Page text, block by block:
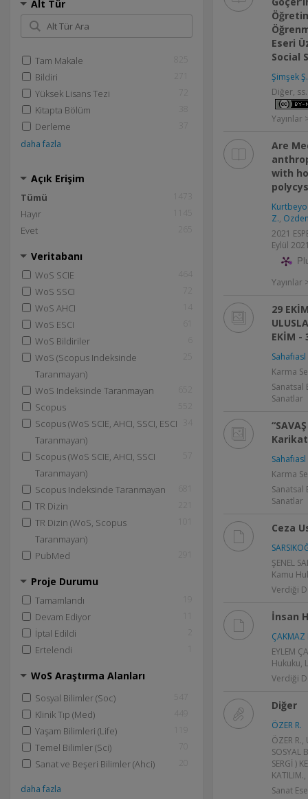
Alt Tür
Tam Makale
Bildiri
Yüksek Lisans Tezi
Kitapta Bölüm
Derleme
daha fazla
Açık Erişim
Tümü
Hayır
Evet
Veritabanı
WoS SCIE
WoS SSCI
WoS AHCI
WoS ESCI
WoS Bildiriler
WoS (Scopus Indeksinde
Taranmayan)
WoS Indeksinde Taranmayan
Scopus
Scopus (WoS SCIE, AHCI, SSCI, ESCI
Taranmayan)
Scopus (WoS SCIE, AHCI, SSCI
Taranmayan)
Scopus Indeksinde Taranmayan
TR Dizin
TR Dizin (WoS, Scopus
Taranmayan)
PubMed
Proje Durumu
Tamamlandı
Devam Ediyor
İptal Edildi
Ertelendi
WoS Araştırma Alanları
Sosyal Bilimler (Soc)
Klinik Tıp (Med)
Yaşam Bilimleri (Life)
Temel Bilimler (Sci)
Sanat ve Beşeri Bilimler (Ahci)
daha fazla
Eseri
Social
Şimşek Ş.
Diğer,
Yayınlar
Are
with
Z.,
2021
Eylül
Yayınlar
29
EKİM -
Sahafıasl
Karma
Sanatsal
Sanatlar
Sahafıasl
Karma
Sanatsal
Sanatlar
Ceza
ŞENEL
Kamu
Verdiği
İnsan
ÇAKMAZ
EYLEM
Hukuku,
Verdiği
Diğer
ÖZER R.
ÖZER R.,
SOSYAL
SERGİ )
Sanat